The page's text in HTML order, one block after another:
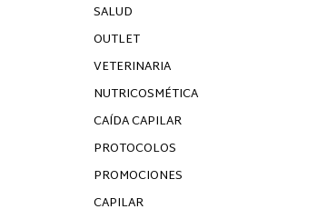
SALUD
OUTLET
VETERINARIA
NUTRICOSMÉTICA
CAÍDA CAPILAR
PROTOCOLOS
PROMOCIONES
CAPILAR